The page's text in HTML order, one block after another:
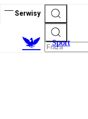
Serwisy
Sport